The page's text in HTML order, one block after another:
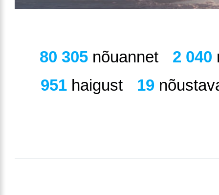
80 305 nõuannet 2 040
951haigust 19